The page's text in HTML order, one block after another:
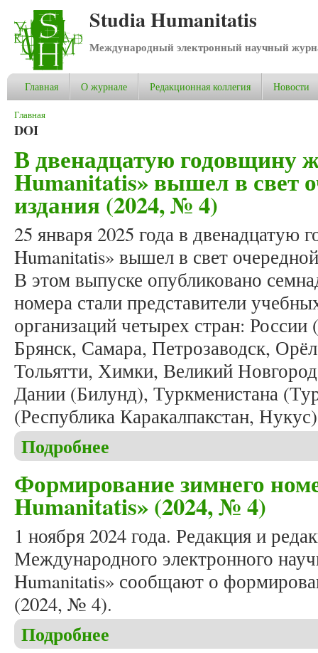
Studia Humanitatis
Международный электронный научный
Главная О журнале Редакционная коллегия Новости
Вы здесь
Главная
DOI
В двенадцатую годовщину
Humanitatis» вышел в свет
издания (2024, № 4)
25 января 2025 года в двенадцатую
Humanitatis» вышел в свет
В этом выпуске опубликовано
номера стали представители
организаций четырех стран:
Брянск, Самара, Петрозаводск,
Тольятти, Химки, Великий
Дании (Билунд), Туркменистана
(Республика Каракалпакстан,
Подробнее
Формирование зимнего
Humanitatis» (2024, № 4)
1 ноября 2024 года. Редакция и
Международного электронного
Humanitatis» сообщают о
(2024, № 4).
Подробнее